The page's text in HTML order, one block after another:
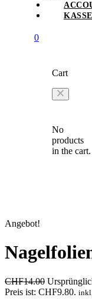
KASSE
0
Cart
No
products
in the cart.
Angebot!
CHF14.00
Preis ist: CHF9.80.